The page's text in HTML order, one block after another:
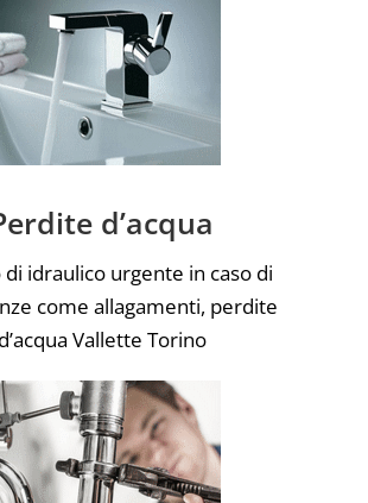
d’acqua
di idraulico urgente in caso di
come allagamenti, perdite
d’acqua Vallette Torino